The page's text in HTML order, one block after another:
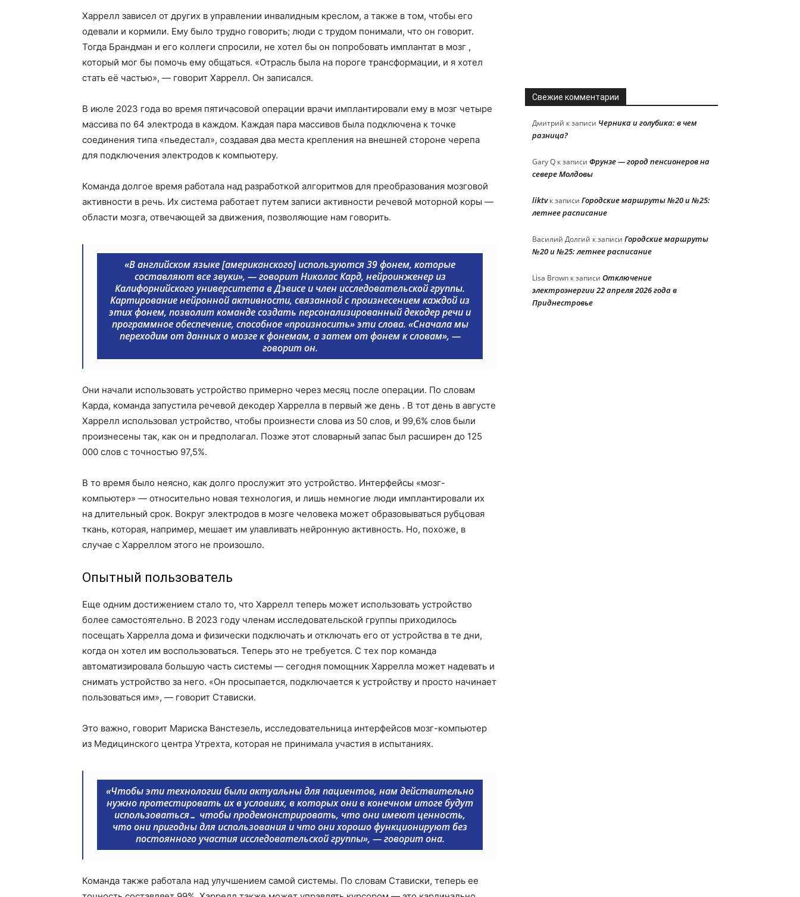
Харрелл зависел от других в управлении инвалидным креслом, а также в том, чтобы его
одевали и кормили. Ему было трудно говорить; люди с трудом понимали, что он говорит.
Тогда Брандман и его коллеги спросили, не хотел бы он попробовать имплантат в мозг ,
который мог бы помочь ему общаться. «Отрасль была на пороге трансформации, и я хотел
стать её частью», — говорит Харрелл. Он записался.
В июле 2023 года во время пятичасовой операции врачи имплантировали ему в мозг четыре
массива по 64 электрода в каждом. Каждая пара массивов была подключена к точке
соединения типа «пьедестал», создавая два места крепления на внешней стороне черепа
для подключения электродов к компьютеру.
Команда долгое время работала над разработкой алгоритмов для преобразования мозговой
активности в речь. Их система работает путем записи активности речевой моторной коры —
области мозга, отвечающей за движения, позволяющие нам говорить.
«В английском языке [американского] используются 39 фонем, которые
составляют все звуки», — говорит Николас Кард, нейроинженер из
Калифорнийского университета в Дэвисе и член исследовательской группы.
Картирование нейронной активности, связанной с произнесением каждой из
этих фонем, позволит команде создать персонализированный декодер речи и
программное обеспечение, способное «произносить» эти слова. «Сначала мы
переходим от данных о мозге к фонемам, а затем от фонем к словам», —
говорит он.
Они начали использовать устройство примерно через месяц после операции. По словам
Карда, команда запустила речевой декодер Харрелла в первый же день . В тот день в августе
Харрелл использовал устройство, чтобы произнести слова из 50 слов, и 99,6% слов были
произнесены так, как он и предполагал. Позже этот словарный запас был расширен до 125
000 слов с точностью 97,5%.
В то время было неясно, как долго прослужит это устройство. Интерфейсы «мозг-
компьютер» — относительно новая технология, и лишь немногие люди имплантировали их
на длительный срок. Вокруг электродов в мозге человека может образовываться рубцовая
ткань, которая, например, мешает им улавливать нейронную активность. Но, похоже, в
случае с Харреллом этого не произошло.
Опытный пользователь
Еще одним достижением стало то, что Харрелл теперь может использовать устройство
более самостоятельно. В 2023 году членам исследовательской группы приходилось
посещать Харрелла дома и физически подключать и отключать его от устройства в те дни,
когда он хотел им воспользоваться. Теперь это не требуется. С тех пор команда
автоматизировала большую часть системы — сегодня помощник Харрелла может надевать и
снимать устройство за него. «Он просыпается, подключается к устройству и просто начинает
пользоваться им», — говорит Стависки.
Это важно, говорит Мариска Ванстезель, исследовательница интерфейсов мозг-компьютер
из Медицинского центра Утрехта, которая не принимала участия в испытаниях.
«Чтобы эти технологии были актуальны для пациентов, нам действительно
нужно протестировать их в условиях, в которых они в конечном итоге будут
использоваться… чтобы продемонстрировать, что они имеют ценность,
что они пригодны для использования и что они хорошо функционируют без
постоянного участия исследовательской группы», — говорит она.
Команда также работала над улучшением самой системы. По словам Стависки, теперь ее
Свежие комментарии
Дмитрий к записи Черника и голубика: в чем
разница?
Gary Q к записи Фрунзе — город пенсионеров на
севере Молдовы
liktvк записи Городские маршруты №20 и №25:
летнее расписание
Василий Долгий к записи Городские маршруты
№20 и №25: летнее расписание
Lisa Brown к записи Отключение
электроэнергии 22 апреля 2026 года в
Приднестровье